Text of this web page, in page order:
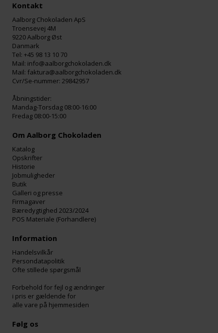
Kontakt
Aalborg Chokoladen ApS
Troensevej 4M
9220 Aalborg Øst
Danmark
Tel: +45 98 13 10 70
Mail: info@aalborgchokoladen.dk
Mail: faktura@aalborgchokoladen.dk
Cvr/Se-nummer: 29842957
Åbningstider:
Mandag-Torsdag 08:00-16:00
Fredag 08:00-15:00
Om Aalborg Chokoladen
Katalog
Opskrifter
Historie
Jobmuligheder
Butik
Galleri og presse
Firmagaver
Bæredygtighed 2023/2024
POS Materiale (Forhandlere)
Information
Handelsvilkår
Persondatapolitik
Ofte stillede spørgsmål
Forbehold for fejl og ændringer
i pris er gældende for
alle vare på hjemmesiden
Følg os